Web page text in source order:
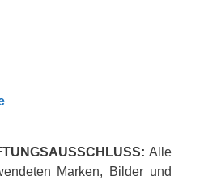
Alle
Marken, Bilder und